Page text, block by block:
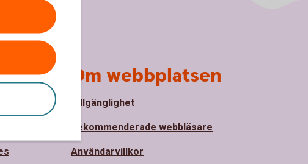
Om webbplatsen
Tillgänglighet
Rekommenderade webbläsare
Användarvillkor